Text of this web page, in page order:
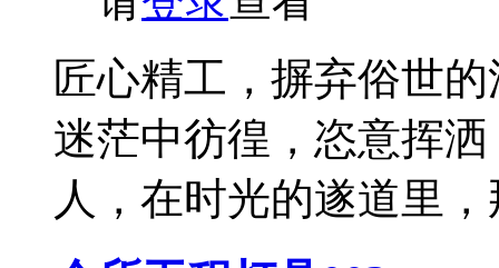
匠心精工，摒弃俗世
迷茫中彷徨，恣意挥
人，在时光的遂道里